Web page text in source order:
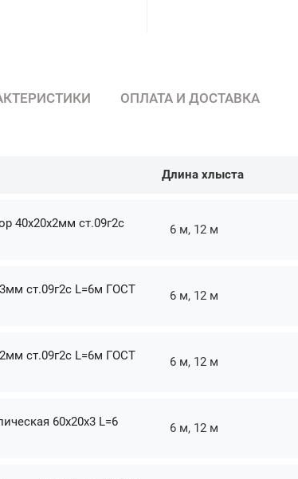
ОПЛАТА И ДОСТАВКА
Длина хлыста
40х20х2мм ст.09г2с
6 м, 12 м
ст.09г2с L=6м ГОСТ
6 м, 12 м
ст.09г2с L=6м ГОСТ
6 м, 12 м
60х20х3 L=6
6 м, 12 м